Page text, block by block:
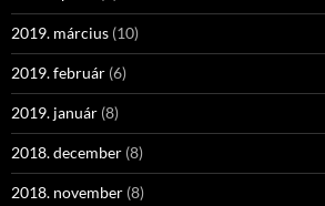
2019. március (10)
2019. február (6)
2019. január (8)
2018. december (8)
2018. november (8)